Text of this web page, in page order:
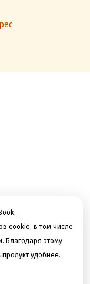
cookie, в том числе
Благодаря этому
удобнее.